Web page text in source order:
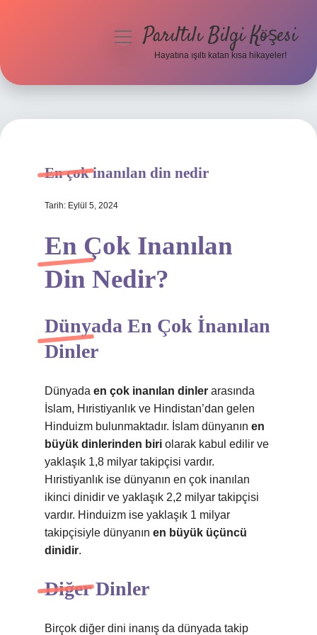
Hakkımızda
menüyüParıltılı Bilgi Köşesi
Hayatına ışıltı katan kısa hikayeler!
En çok inanılan din nedir
Tarih: Eylül 5, 2024
En Çok Inanılan
Din Nedir?
Dünyada En Çok İnanılan
Dinler
Dünyada en çok inanılan dinler arasında
İslam, Hıristiyanlık ve Hindistan’dan gelen
Hinduizm bulunmaktadır. İslam dünyanın en
büyük dinlerinden biri olarak kabul edilir ve
yaklaşık 1,8 milyar takipçisi vardır.
Hıristiyanlık ise dünyanın en çok inanılan
ikinci dinidir ve yaklaşık 2,2 milyar takipçisi
vardır. Hinduizm ise yaklaşık 1 milyar
takipçisiyle dünyanın en büyük üçüncü
dinidir.
Diğer Dinler
Birçok diğer dini inanış da dünyada takip